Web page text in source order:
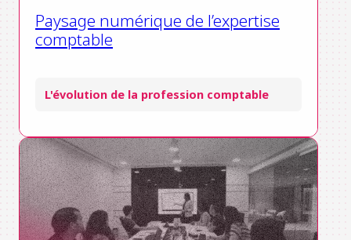
Paysage numérique de l’expertise
comptable
L'évolution de la profession comptable